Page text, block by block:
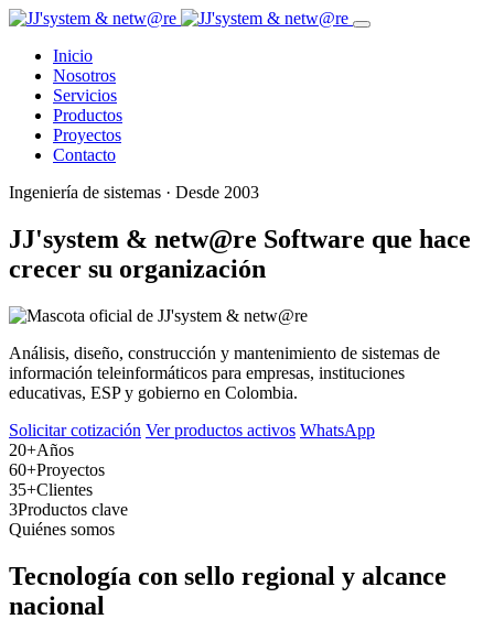
Inicio
Nosotros
Servicios
Productos
Proyectos
Contacto
Ingeniería de sistemas · Desde 2003
JJ'system & netw@re Software que hace
crecer su organización
Análisis, diseño, construcción y mantenimiento de sistemas de
información teleinformáticos para empresas, instituciones
educativas, ESP y gobierno en Colombia.
Solicitar cotización Ver productos activos WhatsApp
20+Años
60+Proyectos
35+Clientes
3Productos clave
Quiénes somos
Tecnología con sello regional y alcance
nacional